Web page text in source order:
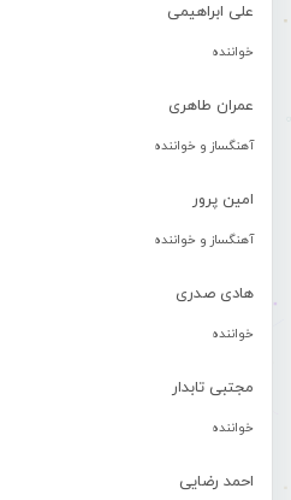
علی ابراهیمی
خواننده
عمران طاهری
آهنگساز و خواننده
امین پرور
آهنگساز و خواننده
هادی صدری
خواننده
مجتبی تابدار
خواننده
احمد رضایی